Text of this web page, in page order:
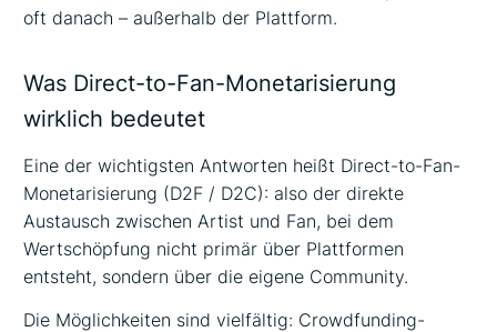
oft danach – außerhalb der Plattform.
Was Direct-to-Fan-Monetarisierung
wirklich bedeutet
Eine der wichtigsten Antworten heißt Direct-to-Fan-
Monetarisierung (D2F / D2C): also der direkte
Austausch zwischen Artist und Fan, bei dem
Wertschöpfung nicht primär über Plattformen
entsteht, sondern über die eigene Community.
Die Möglichkeiten sind vielfältig: Crowdfunding-